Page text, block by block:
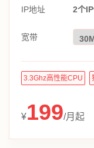
IP地址 2个
宽带
3.3Ghz高性能CPU
¥199/月起